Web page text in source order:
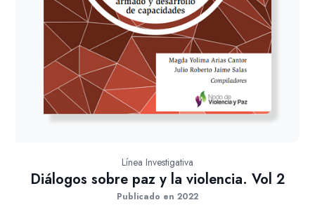
Línea Investigativa
Diálogos sobre paz y la violencia. Vol 2
Publicado en 2022